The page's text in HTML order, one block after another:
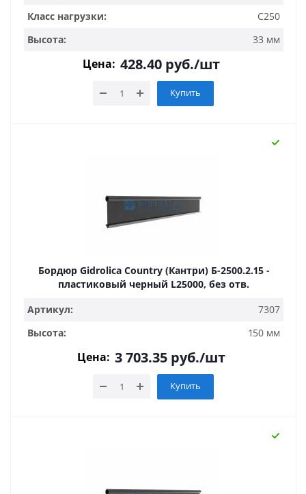
Класс нагрузки:
C250
Высота:
33 мм
Цена: 428.40 руб./шт
Купить
Бордюр Gidrolica Country (Кантри) Б-2500.2.15 -
пластиковый черный L25000, без отв.
Артикул:
7307
Высота:
150 мм
Цена: 3 703.35 руб./шт
Купить